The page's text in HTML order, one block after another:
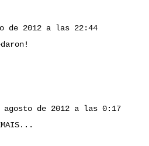
de 2012 a las 22:44
agosto de 2012 a las 0:17